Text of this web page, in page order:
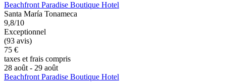
Beachfront Paradise Boutique Hotel
Santa María Tonameca
9,8/10
Exceptionnel
(93 avis)
75 €
taxes et frais compris
28 août - 29 août
Beachfront Paradise Boutique Hotel